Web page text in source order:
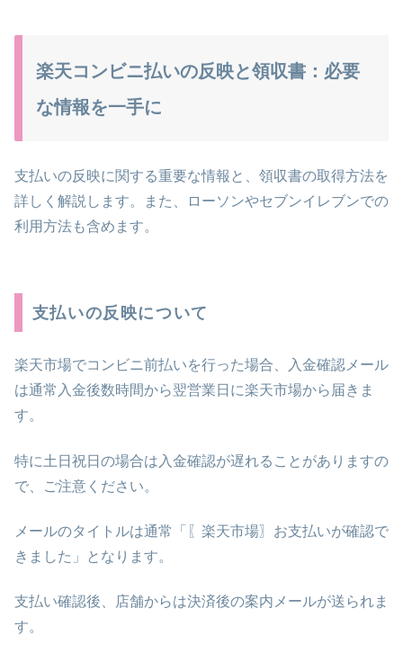
楽天コンビニ払いの反映と領収書：必要
な情報を一手に
支払いの反映に関する重要な情報と、領収書の取得方法を
詳しく解説します。また、ローソンやセブンイレブンでの
利用方法も含めます。
支払いの反映について
楽天市場でコンビニ前払いを行った場合、入金確認メール
は通常入金後数時間から翌営業日に楽天市場から届きま
す。
特に土日祝日の場合は入金確認が遅れることがありますの
で、ご注意ください。
メールのタイトルは通常「〖楽天市場〗お支払いが確認で
きました」となります。
支払い確認後、店舗からは決済後の案内メールが送られま
す。